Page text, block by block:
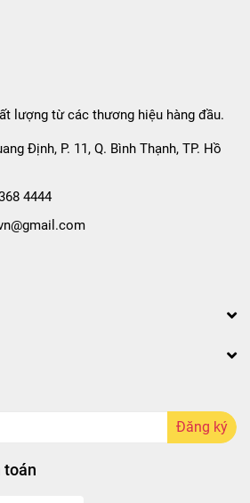
lượng từ các thương hiệu hàng đầu.
Định, P. 11, Q. Bình Thạnh, TP. Hồ
4444
Đăng ký
toán